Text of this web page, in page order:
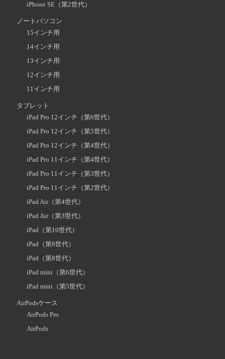
iPhone SE（第2世代）
ノートパソコン
15インチ用
14インチ用
13インチ用
12インチ用
11インチ用
タブレット
iPad Pro 12インチ（第6世代）
iPad Pro 12インチ（第5世代）
iPad Pro 12インチ（第4世代）
iPad Pro 11インチ（第4世代）
iPad Pro 11インチ（第3世代）
iPad Pro 11インチ（第2世代）
iPad Air（第4世代）
iPad Air（第3世代）
iPad（第10世代）
iPad（第9世代）
iPad（第8世代）
iPad mini（第6世代）
iPad mini（第5世代）
AirPodsケース
AirPods Pro
AirPods